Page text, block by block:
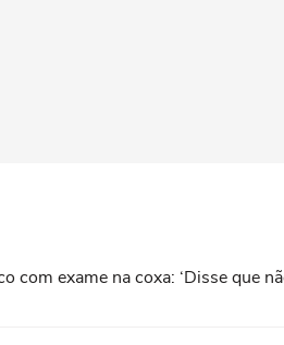
com exame na coxa: ‘Disse que